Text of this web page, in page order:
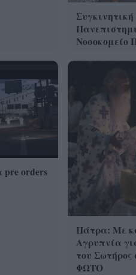
orders
Πάτρα: Με
Αγρυπνία
του
ΦΩΤΟ